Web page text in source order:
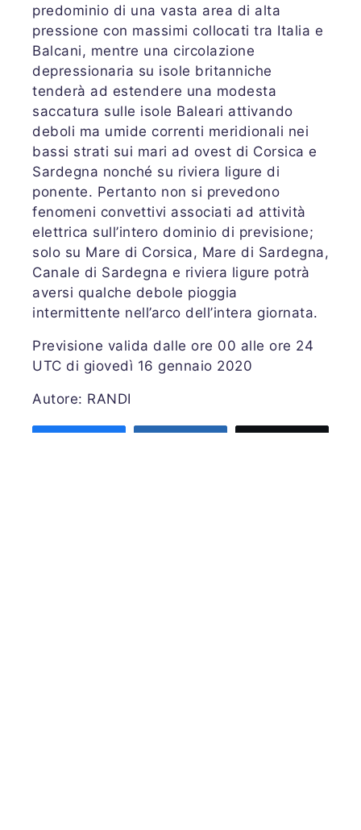
predominio di una vasta area di alta
pressione con massimi collocati tra Italia e
Balcani, mentre una circolazione
depressionaria su isole britanniche
tenderà ad estendere una modesta
saccatura sulle isole Baleari attivando
deboli ma umide correnti meridionali nei
bassi strati sui mari ad ovest di Corsica e
Sardegna nonché su riviera ligure di
ponente. Pertanto non si prevedono
fenomeni convettivi associati ad attività
elettrica sull’intero dominio di previsione;
solo su Mare di Corsica, Mare di Sardegna,
Canale di Sardegna e riviera ligure potrà
aversi qualche debole pioggia
intermittente nell’arco dell’intera giornata.
Previsione valida dalle ore 00 alle ore 24
UTC di giovedì 16 gennaio 2020
Autore: RANDI